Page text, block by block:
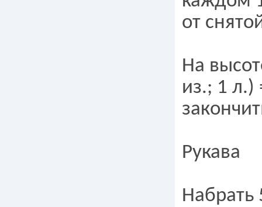
от
На
из.; 1 л.)
Рукава
Набрать